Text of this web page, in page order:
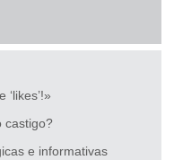
castigo?
e informativas